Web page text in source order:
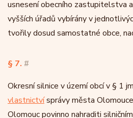
usnesení obecního zastupitelstva
vyšších úřadů vybírány v
tvořily dosud samostatné obce,
§ 7. #
Okresní silnice v území obcí v § 1
vlastnictvísprávy města
Olomouc povinno nahraditi